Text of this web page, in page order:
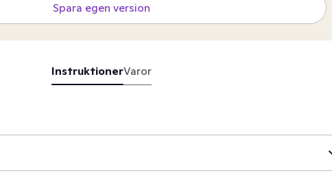
Spara egen version
InstruktionerVaror